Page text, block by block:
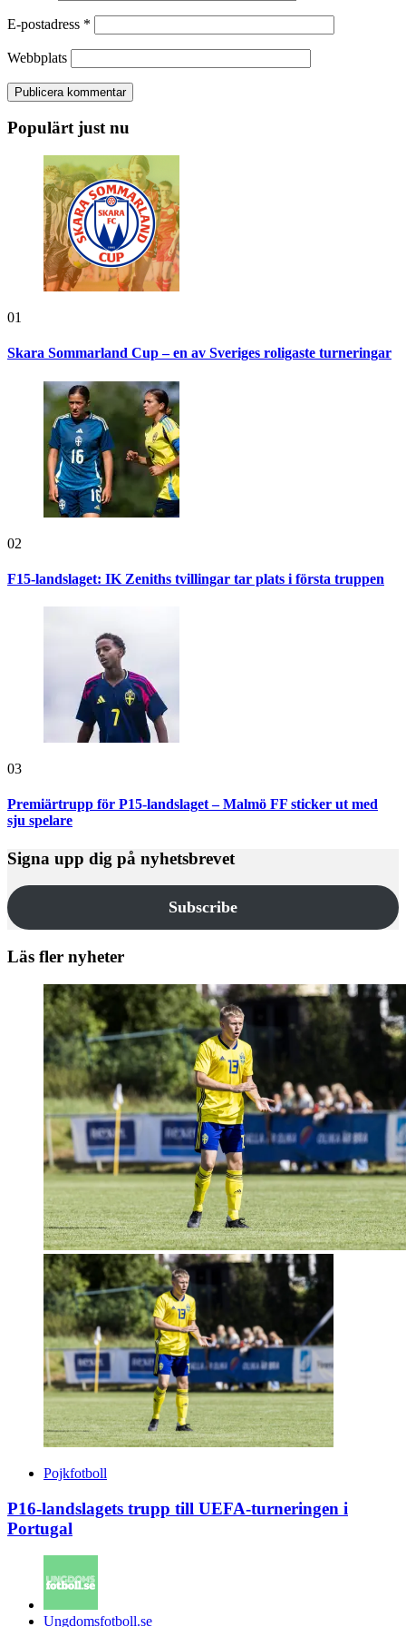
E-postadress *
Webbplats
Populärt just nu
01
Skara Sommarland Cup – en av Sveriges roligaste turneringar
02
F15-landslaget: IK Zeniths tvillingar tar plats i första truppen
03
Premiärtrupp för P15-landslaget – Malmö FF sticker ut med
sju spelare
Signa upp dig på nyhetsbrevet
Subscribe
Läs fler nyheter
Pojkfotboll
P16-landslagets trupp till UEFA-turneringen i
Portugal
Posted
Ungdomsfotboll.se